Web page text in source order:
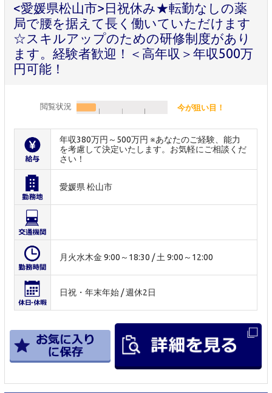
<愛媛県松山市>日祝休み★転勤なしの薬
局で腰を据えて長く働いていただけます
☆スキルアップのための研修制度があり
ます。経験者歓迎！＜高年収＞年収500万
円可能！
閲覧状況 今が狙い目！
年収380万円～500万円 ※あなたのご経験、能力
を考慮して決定いたします。お気軽にご相談くだ
さい！
愛媛県 松山市
月火水木金 9:00～18:30 / 土 9:00～12:00
日祝・年末年始 / 週休2日